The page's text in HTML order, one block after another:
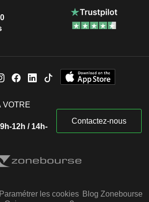
VOTRE
12h / 14h-
Contactez-nous
Paramétrer les cookies Blog Zonebourse